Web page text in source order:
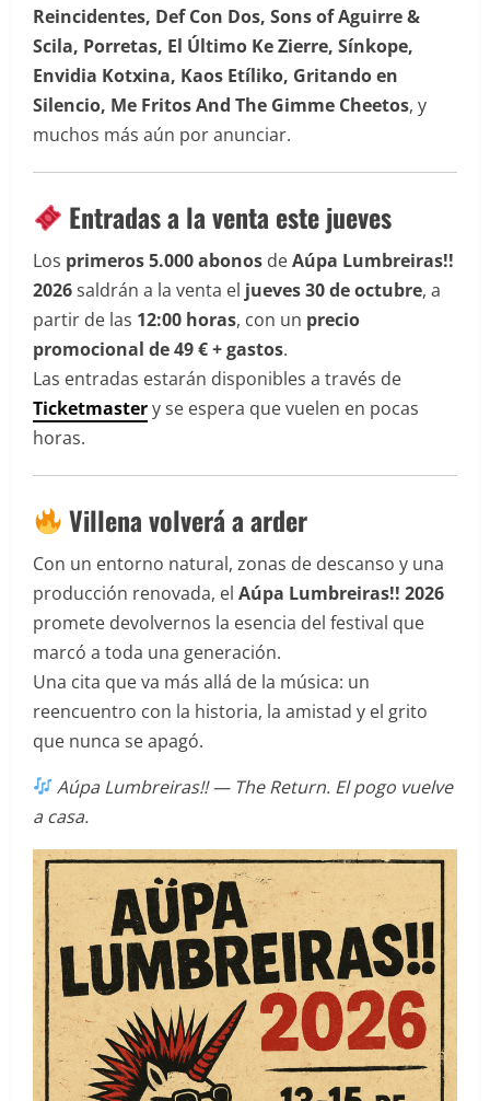
Reincidentes, Def Con Dos, Sons of Aguirre &
Scila, Porretas, El Último Ke Zierre, Sínkope,
Envidia Kotxina, Kaos Etíliko, Gritando en
Silencio, Me Fritos And The Gimme Cheetos, y
muchos más aún por anunciar.
Entradas a la venta este jueves
Los primeros 5.000 abonos deAúpa Lumbreiras!!
2026saldrán a la venta el jueves 30 de octubre, a
partir de las 12:00 horas, con un precio
promocional de 49 € + gastos.
Las entradas estarán disponibles a través de
Ticketmastery se espera que vuelen en pocas
horas.
Villena volverá a arder
Con un entorno natural, zonas de descanso y una
producción renovada, el Aúpa Lumbreiras!! 2026
promete devolvernos la esencia del festival que
marcó a toda una generación.
Una cita que va más allá de la música: un
reencuentro con la historia, la amistad y el grito
que nunca se apagó.
Aúpa Lumbreiras!! — The Return. El pogo vuelve
a casa.